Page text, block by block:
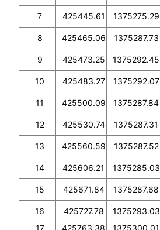
7
425445.61 1375275.29
8
425465.06 1375287.73
9
425473.25 1375292.45
10
425483.27 1375292.07
11
425500.09 1375287.84
12
425530.74 1375287.31
13
425560.59 1375287.52
14
425606.21 1375285.03
15
425671.84 1375287.68
16
425727.78 1375293.03
17
425763.38 1375300.01